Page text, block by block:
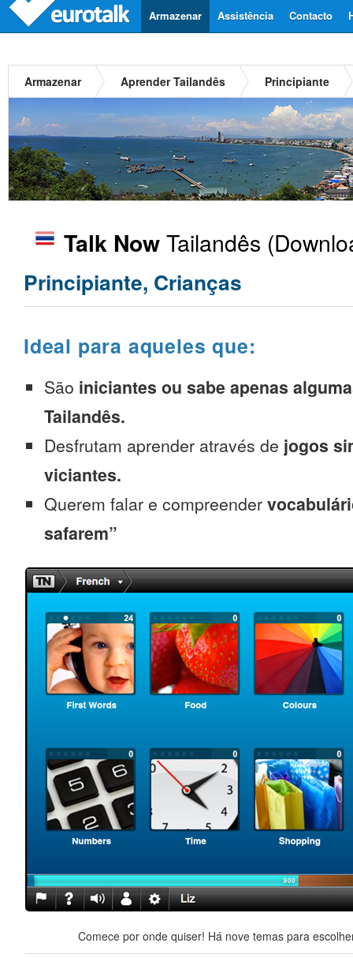
Contacto
Assistência
Armazenar
Armazenar Aprender Tailandês Principiante
Talk NowTailandês
Principiante, Crianças
Ideal para aqueles que:
São iniciantes ou sabe apenas
Tailandês.
Desfrutam aprender através de jogos
viciantes.
Querem falar e compreender
safarem”
Comece por onde quiser! Há nove temas para